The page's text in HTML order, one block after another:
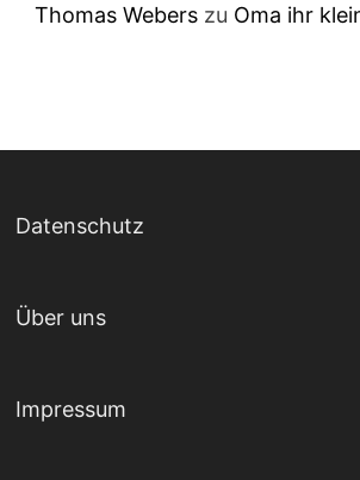
Thomas Webers zu Oma ihr
Datenschutz
Über uns
Impressum